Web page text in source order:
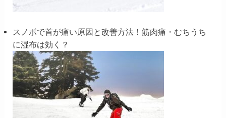
スノボで首が痛い原因と改善方法！筋肉痛・むちうち
に湿布は効く？